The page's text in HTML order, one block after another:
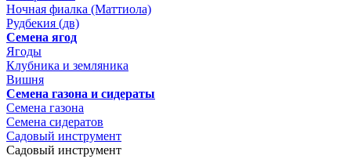
Ночная фиалка (Маттиола)
Рудбекия (дв)
Семена ягод
Ягоды
Клубника и земляника
Вишня
Семена газона и сидераты
Семена газона
Семена сидератов
Садовый инструмент
Садовый инструмент